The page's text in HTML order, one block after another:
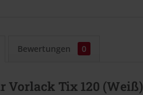
Bewertungen 0
Vorlack Tix 120 (Weiß)